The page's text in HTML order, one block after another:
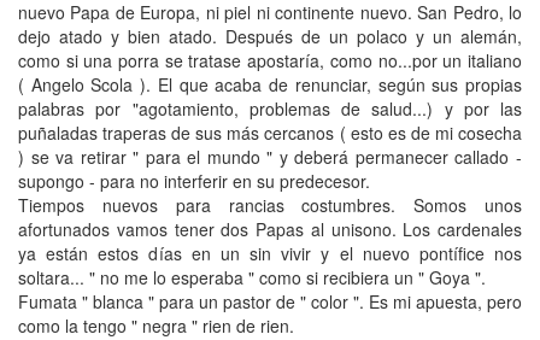
nuevo Papa de Europa, ni piel ni continente nuevo. San Pedro, lo
dejo atado y bien atado. Después de un polaco y un alemán,
como si una porra se tratase apostaría, como no...por un italiano
( Angelo Scola ). El que acaba de renunciar, según sus propias
palabras por "agotamiento, problemas de salud...) y por las
puñaladas traperas de sus más cercanos ( esto es de mi cosecha
) se va retirar " para el mundo " y deberá permanecer callado -
supongo - para no interferir en su predecesor.
Tiempos nuevos para rancias costumbres. Somos unos
afortunados vamos tener dos Papas al unisono. Los cardenales
ya están estos días en un sin vivir y el nuevo pontífice nos
soltara... " no me lo esperaba " como si recibiera un " Goya ".
Fumata " blanca " para un pastor de " color ". Es mi apuesta, pero
como la tengo " negra " rien de rien.